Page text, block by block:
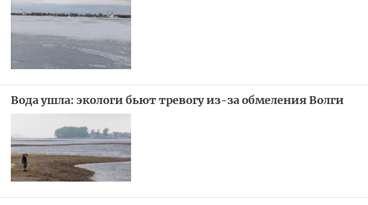
Вода ушла: экологи бьют тревогу из-за обмеления Волги